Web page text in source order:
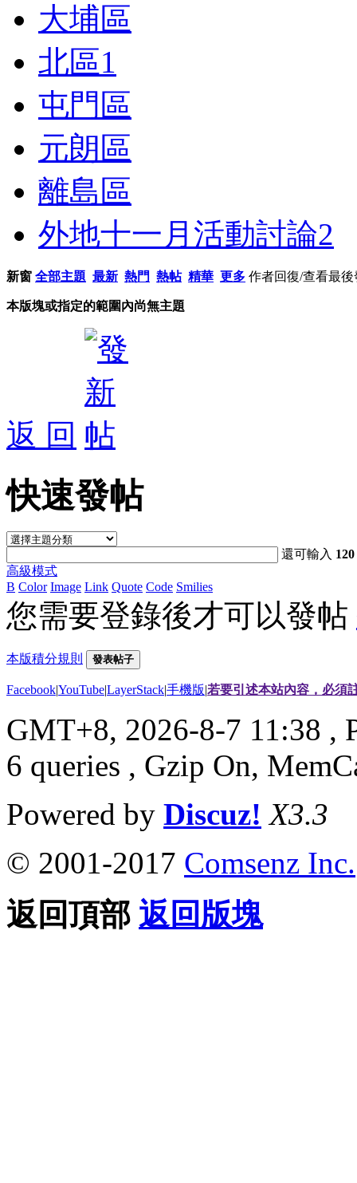
大埔區
北區1
屯門區
元朗區
離島區
外地十一月活動討論2
新窗 全部主題 最新 熱門 熱帖 精華 更多 作者回復/查看最後
本版塊或指定的範圍內尚無主題
返 回
快速發帖
還可輸入 120
高級模式
B Color Image Link Quote Code Smilies
您需要登錄後才可以發帖
本版積分規則 發表帖子
Facebook|YouTube|LayerStack|手機版|若要引述本站內容，必須
GMT+8, 2026-8-7 11:38 ,
6 queries , Gzip On,
Powered by Discuz! X3.3
© 2001-2017 Comsenz Inc.
返回頂部 返回版塊